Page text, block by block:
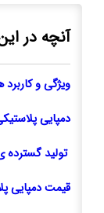
آنچه در
ویژگی و کاربرد
دمپایی پلاستیکی
تولید گسترده
قیمت دمپایی